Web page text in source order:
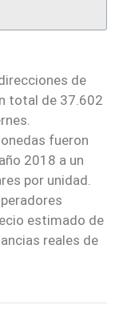
de
total de 37.602
fueron
2018 a un
por unidad.
estimado de
reales de